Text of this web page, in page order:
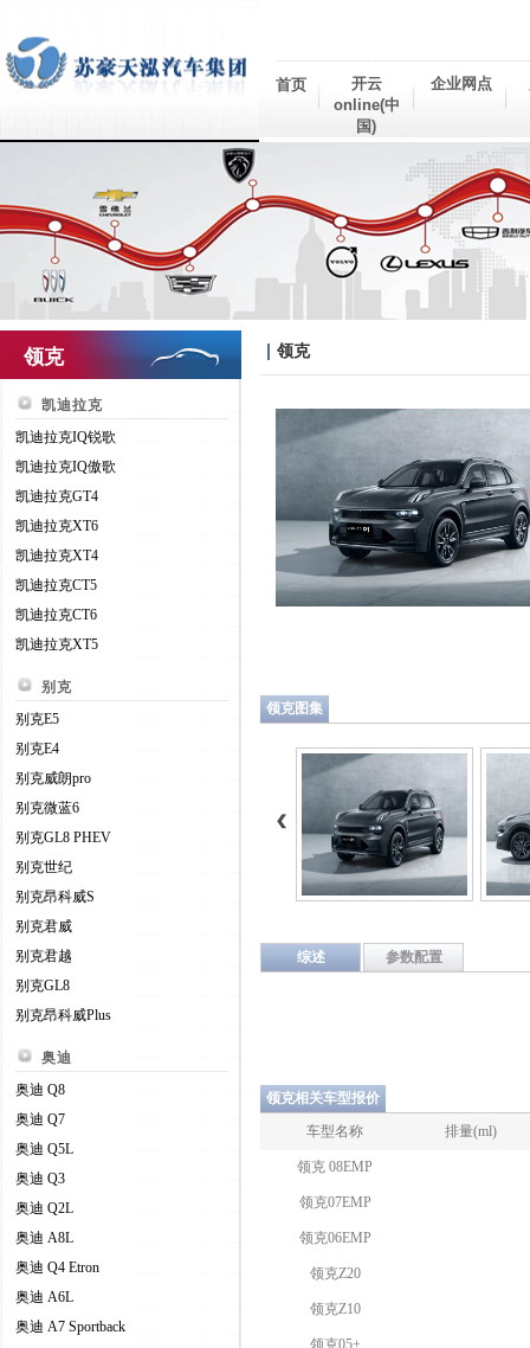
首页
开云
online(中
国)
企业网点
领克
凯迪拉克
凯迪拉克IQ锐歌
凯迪拉克IQ傲歌
凯迪拉克GT4
凯迪拉克XT6
凯迪拉克XT4
凯迪拉克CT5
凯迪拉克CT6
凯迪拉克XT5
别克
别克E5
别克E4
别克威朗pro
别克微蓝6
别克GL8 PHEV
别克世纪
别克昂科威S
别克君威
别克君越
别克GL8
别克昂科威Plus
奥迪
奥迪 Q8
奥迪 Q7
奥迪 Q5L
奥迪 Q3
奥迪 Q2L
奥迪 A8L
奥迪 Q4 Etron
奥迪 A6L
奥迪 A7 Sportback
领克
领克图集
综述 参数配置
领克相关车型报价
车型名称
排量(ml)
领克 08EMP
领克07EMP
领克06EMP
领克Z20
领克Z10
领克05+